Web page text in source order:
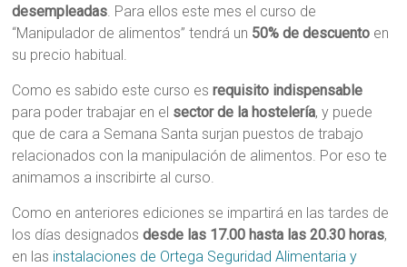
desempleadas. Para ellos este mes el curso de
“Manipulador de alimentos” tendrá un 50% de descuento en
su precio habitual.
Como es sabido este curso esrequisito indispensable
para poder trabajar en el sector de la hostelería, y puede
que de cara a Semana Santa surjan puestos de trabajo
relacionados con la manipulación de alimentos. Por eso te
animamos a inscribirte al curso.
Como en anteriores ediciones se impartirá en las tardes de
los días designadosdesde las 17.00 hasta las 20.30 horas,
en las instalaciones de Ortega Seguridad Alimentaria y